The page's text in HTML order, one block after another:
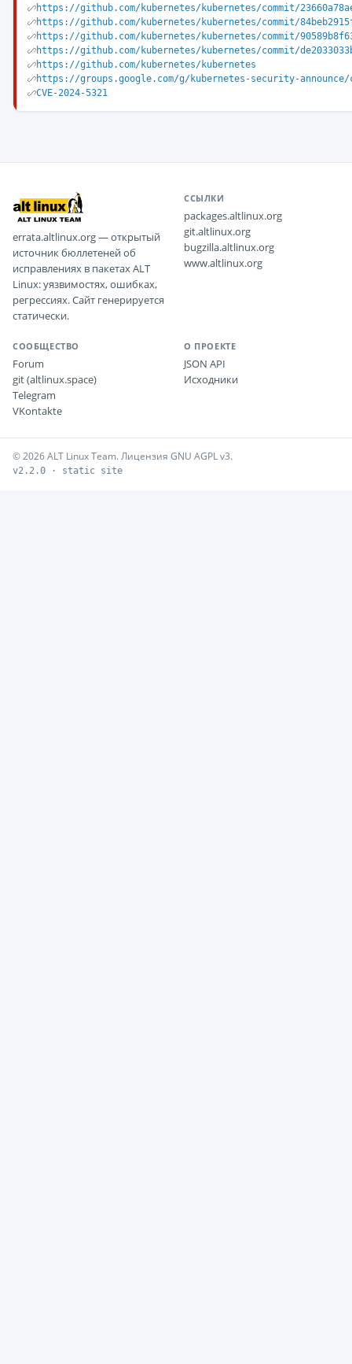
https://github.com/kubernetes/kubernetes/commit/
https://github.com/kubernetes/kubernetes/commit/
https://github.com/kubernetes/kubernetes/commit/
https://github.com/kubernetes/kubernetes/commit/
https://github.com/kubernetes/kubernetes
https://groups.google.com/g/kubernetes-security-announce/
CVE-2024-5321
errata.altlinux.org — открытый
источник бюллетеней об
исправлениях в пакетах ALT
Linux: уязвимостях, ошибках,
регрессиях. Сайт генерируется
статически.
ССЫЛКИ
packages.altlinux.org
git.altlinux.org
bugzilla.altlinux.org
www.altlinux.org
СООБЩЕСТВО
Forum
git (altlinux.space)
Telegram
VKontakte
О ПРОЕКТЕ
JSON API
Исходники
© 2026 ALT Linux Team. Лицензия GNU AGPL v3.
v2.2.0 · static site